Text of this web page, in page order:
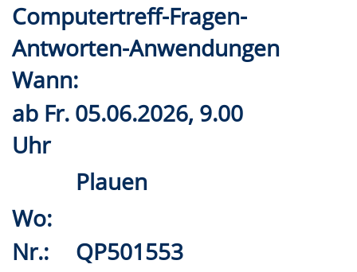
Computertreff-Fragen-
Antworten-Anwendungen
Wann:
ab Fr. 05.06.2026, 9.00
Uhr
Plauen
Wo:
Nr.:
QP501553